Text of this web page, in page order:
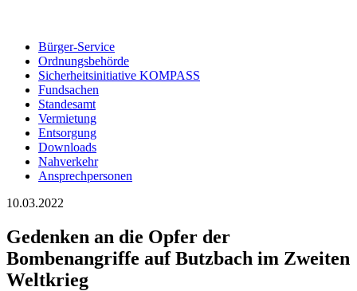
Bürger-Service
Ordnungsbehörde
Sicherheitsinitiative KOMPASS
Fundsachen
Standesamt
Vermietung
Entsorgung
Downloads
Nahverkehr
Ansprechpersonen
10.03.2022
Gedenken an die Opfer der
Bombenangriffe auf Butzbach im Zweiten
Weltkrieg